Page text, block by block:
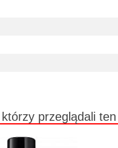
przeglądali